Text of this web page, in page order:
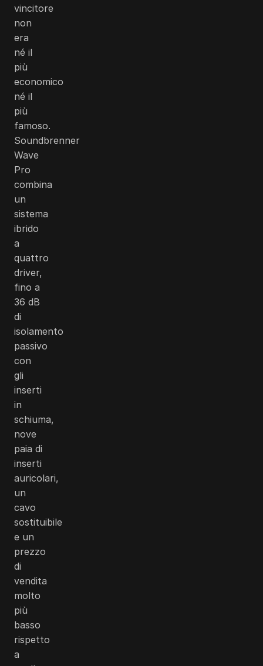
vincitore
non
era
né il
più
economico
né il
più
famoso.
Soundbrenner
Wave
Pro
combina
un
sistema
ibrido
a
quattro
driver,
fino a
36 dB
di
isolamento
passivo
con
gli
inserti
in
schiuma,
nove
paia di
inserti
auricolari,
un
cavo
sostituibile
e un
prezzo
di
vendita
molto
più
basso
rispetto
a